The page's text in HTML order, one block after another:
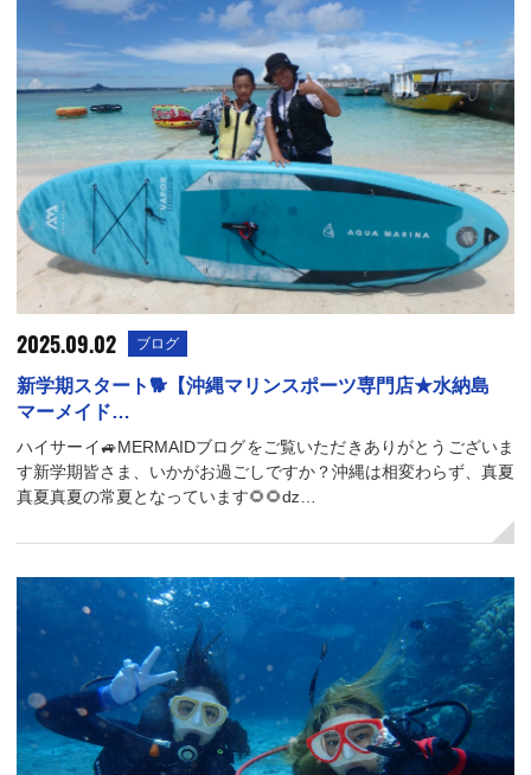
2025.09.02 ブログ
新学期スタート🐕【沖縄マリンスポーツ専門店★水納島
マーメイド…
ハイサーイ🚙MERMAIDブログをご覧いただきありがとうございま
す新学期皆さま、いかがお過ごしですか？沖縄は相変わらず、真夏
真夏真夏の常夏となっています🌻🌻ǳ…